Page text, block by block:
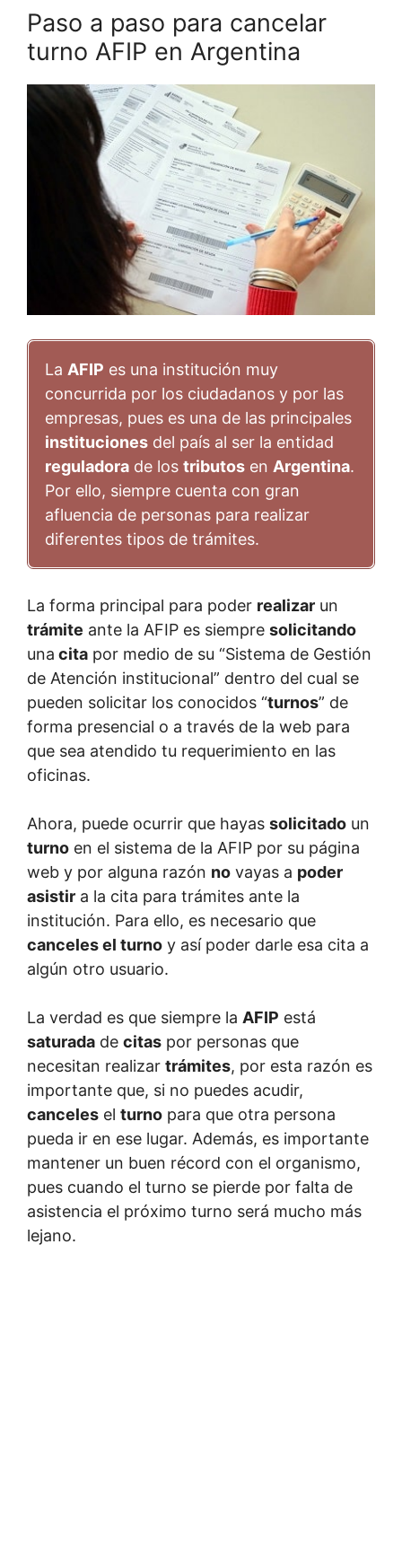
Paso a paso para cancelar
turno AFIP en Argentina
La AFIP es una institución muy
concurrida por los ciudadanos y por las
empresas, pues es una de las principales
instituciones del país al ser la entidad
reguladora de los tributos en Argentina.
Por ello, siempre cuenta con gran
afluencia de personas para realizar
diferentes tipos de trámites.
La forma principal para poder realizar un
trámite ante la AFIP es siempre solicitando
una cita por medio de su “Sistema de Gestión
de Atención institucional” dentro del cual se
pueden solicitar los conocidos “turnos” de
forma presencial o a través de la web para
que sea atendido tu requerimiento en las
oficinas.
Ahora, puede ocurrir que hayas solicitado un
turno en el sistema de la AFIP por su página
web y por alguna razón no vayas a poder
asistir a la cita para trámites ante la
institución. Para ello, es necesario que
canceles el turno y así poder darle esa cita a
algún otro usuario.
La verdad es que siempre la AFIP está
saturada de citas por personas que
necesitan realizar trámites, por esta razón es
importante que, si no puedes acudir,
canceles el turno para que otra persona
pueda ir en ese lugar. Además, es importante
mantener un buen récord con el organismo,
pues cuando el turno se pierde por falta de
asistencia el próximo turno será mucho más
lejano.